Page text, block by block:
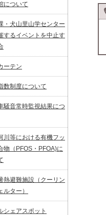
について
・犬山里山学センター
するイベントを中止す
ーテン
数制度について
騒音常時監視結果につ
川等における有機フッ
物（PFOS・PFOA)に
熱避難施設（クーリン
ルター）
シェアスポット